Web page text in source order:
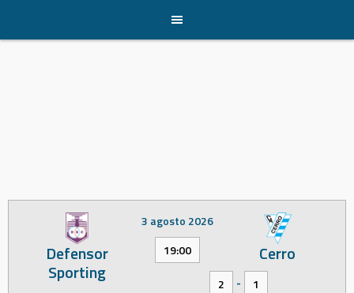
content
Defensor
Sporting
Cerro
3 agosto 2026
19:00
2 -
1